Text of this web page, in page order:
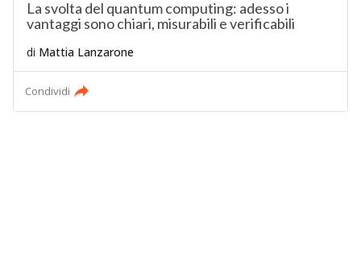
La svolta del quantum computing: adesso i
vantaggi sono chiari, misurabili e verificabili
di Mattia Lanzarone
Condividi